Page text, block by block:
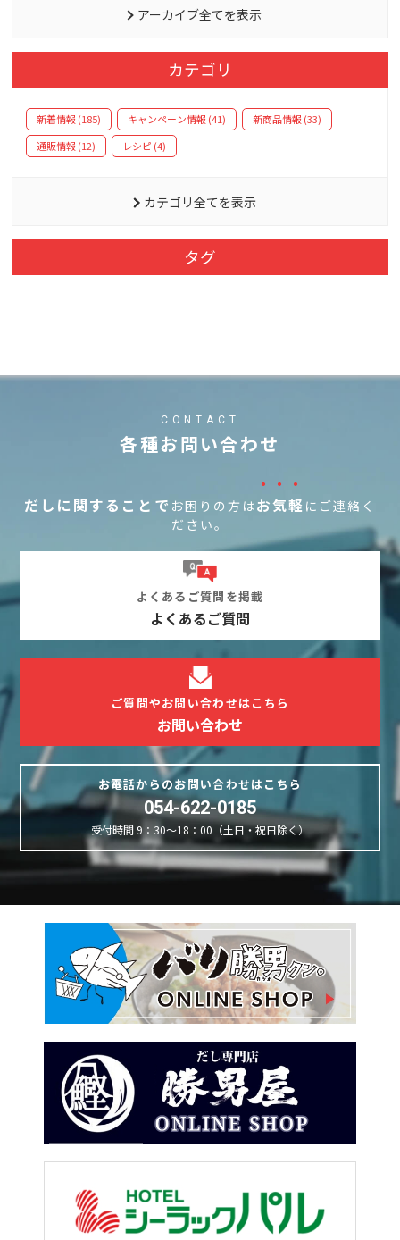
アーカイブ全てを表示
カテゴリ
新着情報 (185) キャンペーン情報 (41)
新商品情報 (33)
通販情報 (12)
レシピ (4)
カテゴリ全てを表示
タグ
CONTACT
各種お問い合わせ
だしに関することで お困りの方はお気軽
・・・
にご連絡く
ださい。
よくあるご質問を掲載
よくあるご質問
ご質問やお問い合わせはこちら
お問い合わせ
お電話からのお問い合わせはこちら
054-622-0185
受付時間 9：30～18：00（土日・祝日除く）